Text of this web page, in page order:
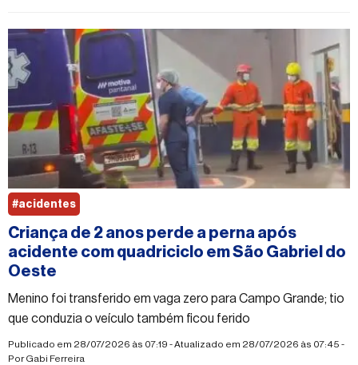
Criança de 2 anos perde a perna após
acidente com quadriciclo em São Gabriel do
Oeste
Menino foi transferido em vaga zero para Campo Grande; tio
que conduzia o veículo também ficou ferido
Publicado em 28/07/2026 às 07:19 - Atualizado em 28/07/2026 às 07:45 -
PorGabi Ferreira
#acidentes